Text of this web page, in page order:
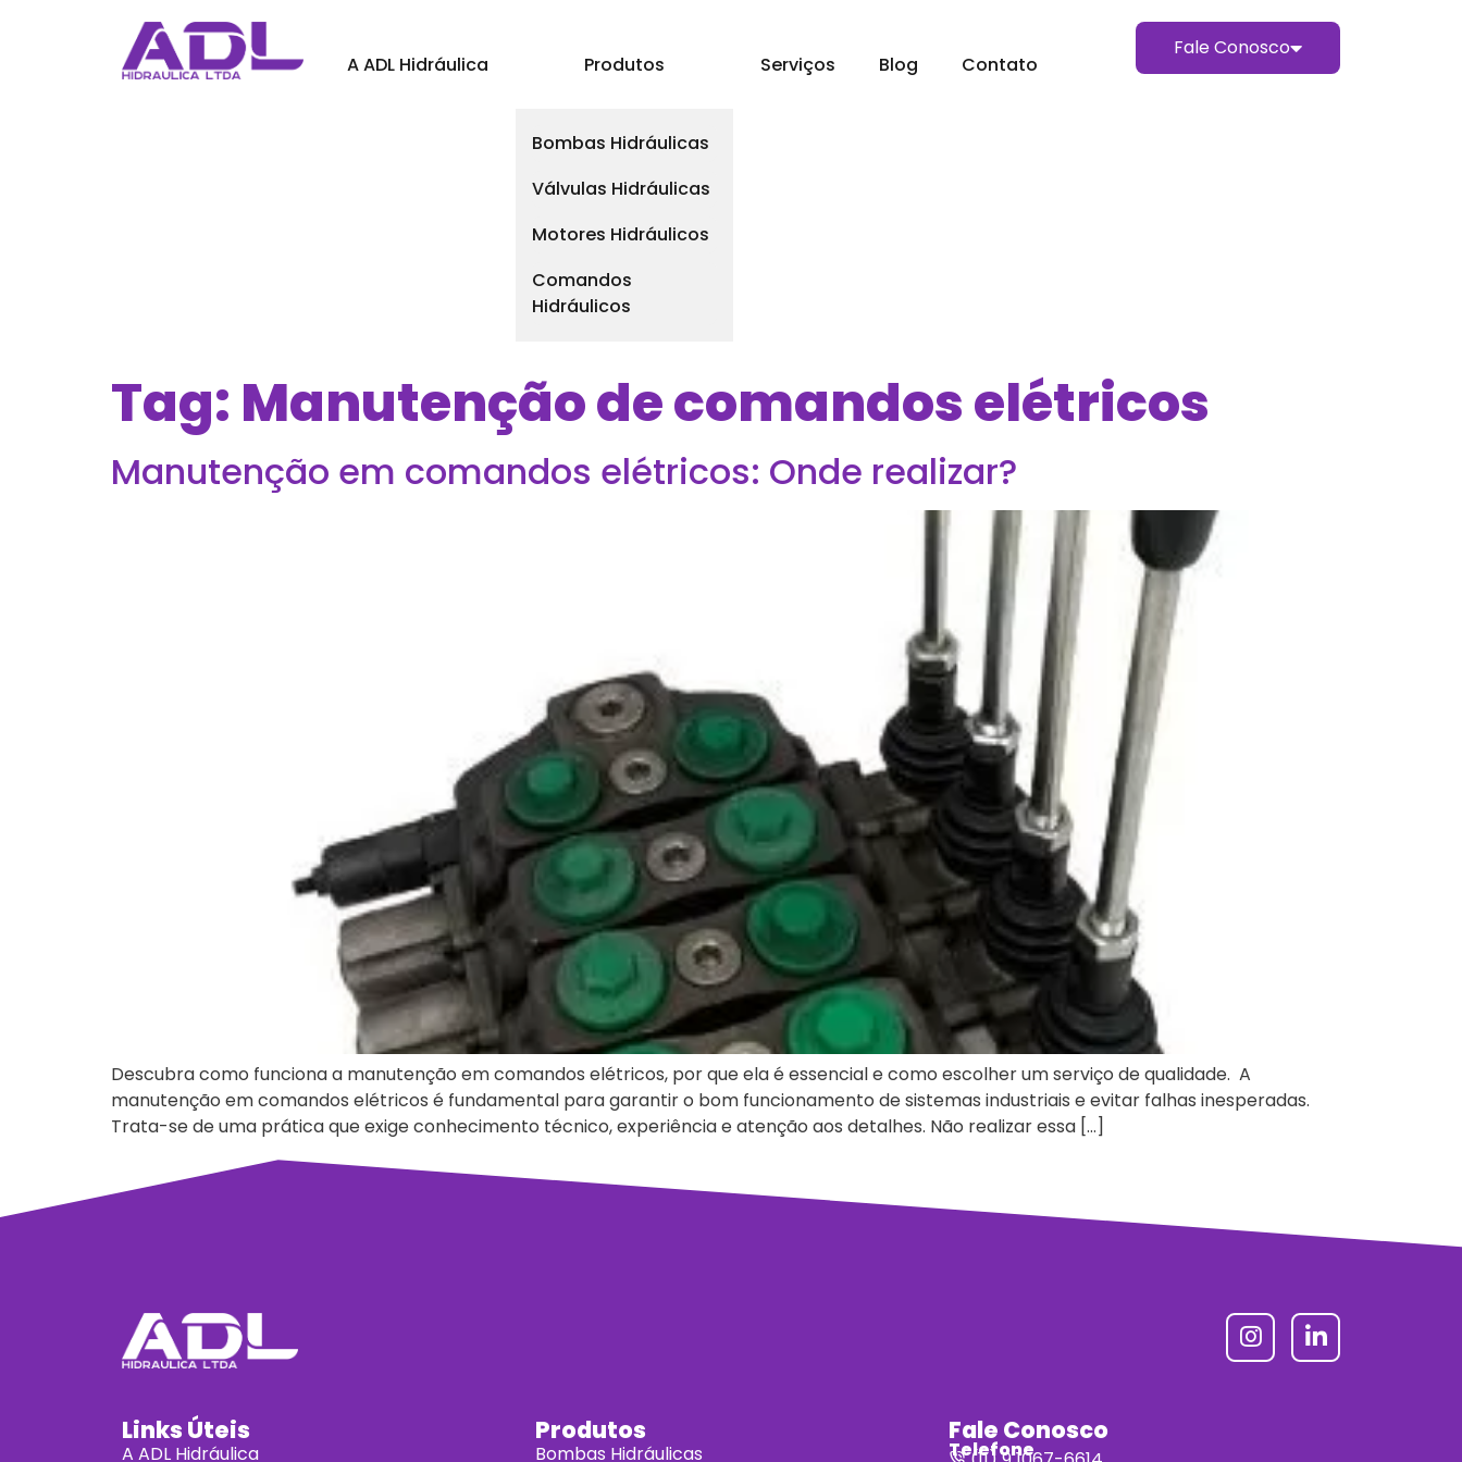
A ADL Hidráulica Produtos
Bombas Hidráulicas
Válvulas Hidráulicas
Motores Hidráulicos
Comandos
Hidráulicos
Serviços Blog Contato
Fale Conosco
Tag: Manutenção de comandos elétricos
Manutenção em comandos elétricos: Onde realizar?
Descubra como funciona a manutenção em comandos elétricos, por que ela é essencial e como escolher um serviço de qualidade. A
manutenção em comandos elétricos é fundamental para garantir o bom funcionamento de sistemas industriais e evitar falhas inesperadas.
Trata-se de uma prática que exige conhecimento técnico, experiência e atenção aos detalhes. Não realizar essa […]
Links Úteis
A ADL Hidráulica
Produtos
Bombas Hidráulicas
Fale Conosco
Telefone